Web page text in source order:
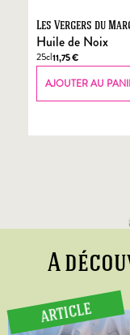
Les Vergers du
Huile de Noix
25cl11,75€
AJOUTER AU
A
ARTICLE